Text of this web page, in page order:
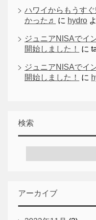
ハワイからもうす
かった♬
に hydro
ジュニアNISAでイ
開始しました！
に
ジュニアNISAでイ
開始しました！
に
検索
アーカイブ